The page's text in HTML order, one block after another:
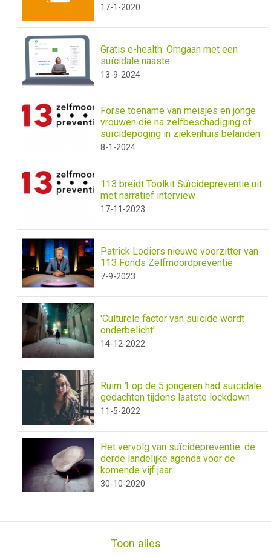
17-1-2020
Gratis e-health: Omgaan met een
suïcidale naaste
13-9-2024
Forse toename van meisjes en jonge
vrouwen die na zelfbeschadiging of
suïcidepoging in ziekenhuis belanden
8-1-2024
113 breidt Toolkit Suïcidepreventie uit
met narratief interview
17-11-2023
Patrick Lodiers nieuwe voorzitter van
113 Fonds Zelfmoordpreventie
7-9-2023
'Culturele factor van suïcide wordt
onderbelicht'
14-12-2022
Ruim 1 op de 5 jongeren had suïcidale
gedachten tijdens laatste lockdown
11-5-2022
Het vervolg van suïcidepreventie: de
derde landelijke agenda voor de
komende vijf jaar
30-10-2020
Toon alles